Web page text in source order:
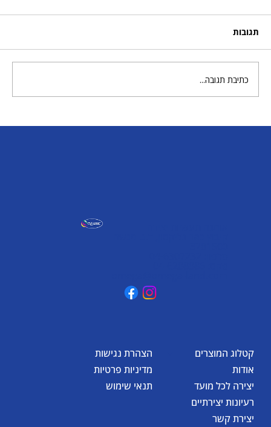
סל ירקות מבצק
תגובות
כתיבת תגובה...
הצהרת נגישות
מדיניות פרטיות
תנאי שימוש
קטלוג המוצרים
אודות
יצירה לכל מועד
רעיונות יצירתיים
יצירת קשר